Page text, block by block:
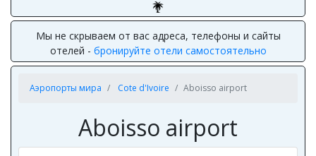
Мы не скрываем от вас адреса, телефоны и сайты
отелей - бронируйте отели самостоятельно
Аэропорты мира Cote d'Ivoire Aboisso airport
Aboisso airport